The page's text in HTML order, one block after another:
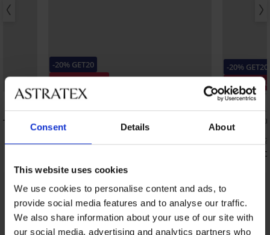
Consent Details About
This website uses cookies
We use cookies to personalise content and ads, to
provide social media features and to analyse our traffic.
We also share information about your use of our site with
our social media, advertising and analytics partners who
4,4
Slim
-20% GET20
Разпродажба
Отстъпка -40%
29,14 €
13,91 €(27,21 лв.) код: GET20
-20% GET20
3+1
талия
От същата колекция Покажи